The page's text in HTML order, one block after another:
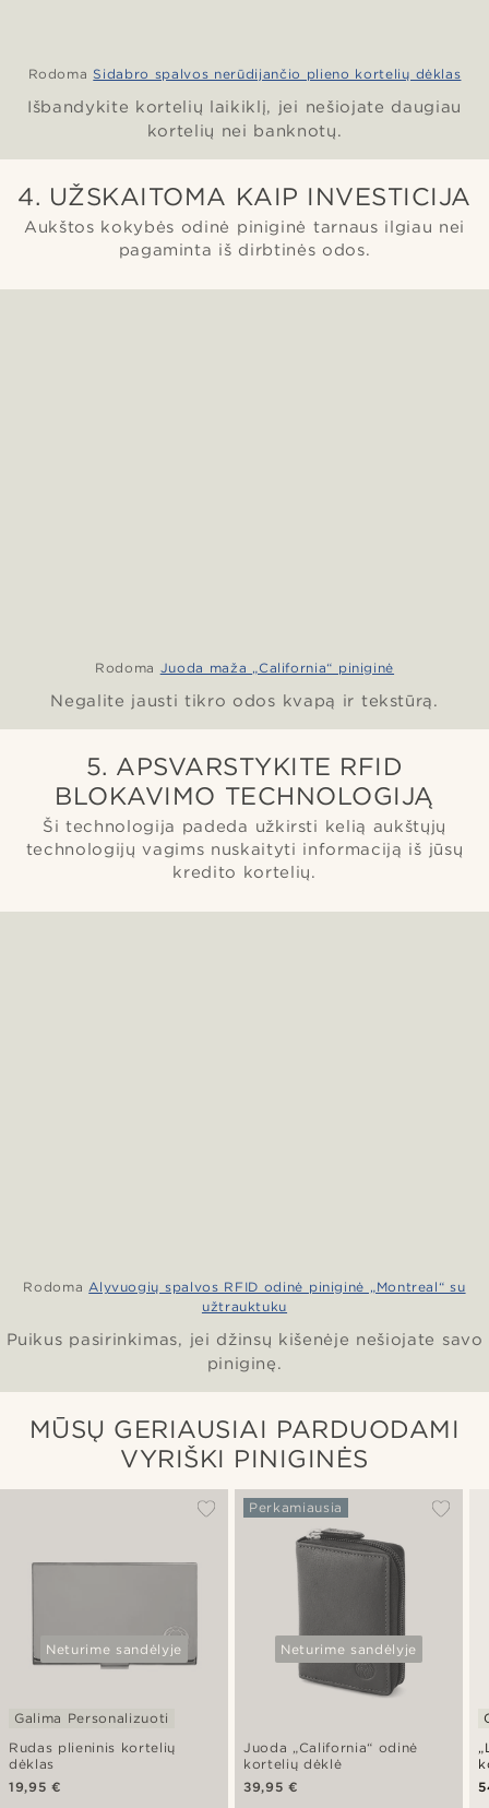
Rodoma Sidabro spalvos nerūdijančio plieno kortelių dėklas
Išbandykite kortelių laikiklį, jei nešiojate daugiau
kortelių nei banknotų.
4. UŽSKAITOMA KAIP INVESTICIJA
Aukštos kokybės odinė piniginė tarnaus ilgiau nei
pagaminta iš dirbtinės odos.
Rodoma Juoda maža „California“ piniginė
Negalite jausti tikro odos kvapą ir tekstūrą.
5. APSVARSTYKITE RFID
BLOKAVIMO TECHNOLOGIJĄ
Ši technologija padeda užkirsti kelią aukštųjų
technologijų vagims nuskaityti informaciją iš jūsų
kredito kortelių.
Rodoma Alyvuogių spalvos RFID odinė piniginė „Montreal“ su
užtrauktuku
Puikus pasirinkimas, jei džinsų kišenėje nešiojate savo
piniginę.
MŪSŲ GERIAUSIAI PARDUODAMI
VYRIŠKI PINIGINĖS
Neturime sandėlyje
Rudas plieninis kortelių
dėklas
Galima Personalizuoti
19,95 €
Neturime sandėlyje
Juoda „California“ odinė
kortelių dėklė
Perkamiausia
39,95 €